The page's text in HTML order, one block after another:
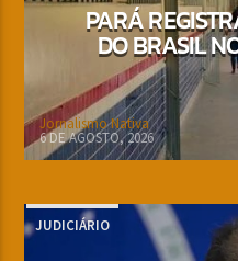
PARÁ
DO BRASIL
Jornalismo Nativa
6 DE AGOSTO, 2026
JUDICIÁRIO